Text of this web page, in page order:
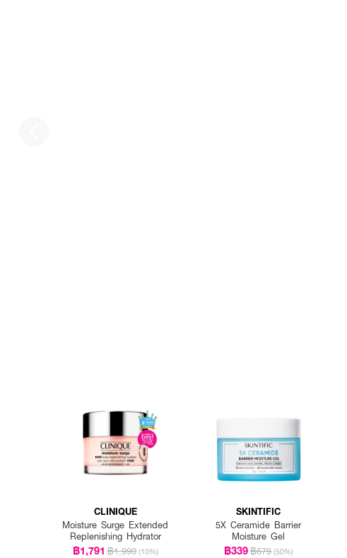
CLINIQUE
Moisture Surge Extended
Replenishing Hydrator
฿1,791 ฿1,990 (10%)
SKINTIFIC
5X Ceramide Barrier
Moisture Gel
฿339฿679 (50%)